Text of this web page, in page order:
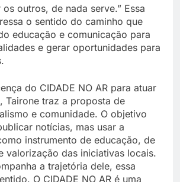
outros, de nada serve.” Essa
o sentido do caminho que
educação e comunicação para
e gerar oportunidades para
do CIDADE NO AR para atuar
, Tairone traz a proposta de
e comunidade. O objetivo
notícias, mas usar a
instrumento de educação, de
valorização das iniciativas locais.
a trajetória dele, essa
O CIDADE NO AR é uma